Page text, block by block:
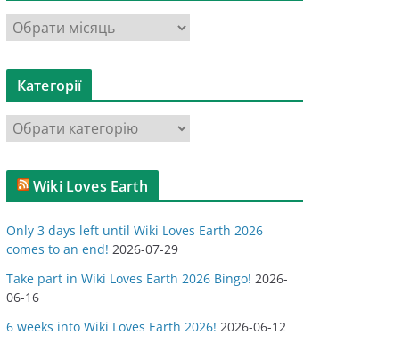
р
х
в
Категорії
а
т
о
р
і
ї
Wiki Loves Earth
Only 3 days left until Wiki Loves Earth 2026
comes to an end! 2026-07-29
Take part in Wiki Loves Earth 2026 Bingo! 2026-
06-16
6 weeks into Wiki Loves Earth 2026! 2026-06-12